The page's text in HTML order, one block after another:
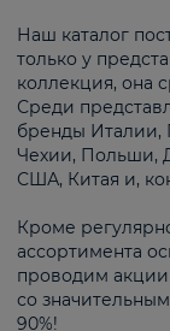
Наш каталог
только у
коллекция, она
Среди
бренды Италии,
Чехии, Польши,
США, Китая и,
Кроме
ассортимента
проводим
со
90%!